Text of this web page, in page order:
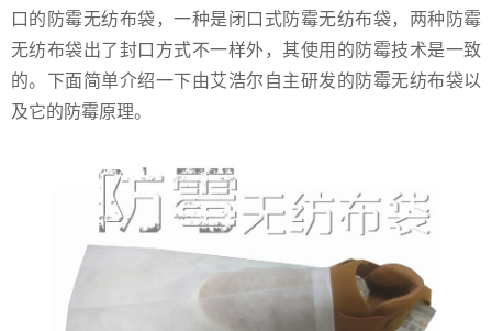
口的防霉无纺布袋，一种是闭口式防霉无纺布袋，两种防霉
无纺布袋出了封口方式不一样外，其使用的防霉技术是一致
的。下面简单介绍一下由艾浩尔自主研发的防霉无纺布袋以
及它的防霉原理。